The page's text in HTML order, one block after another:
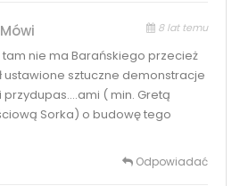
Mówi 8 lat temu
nie ma Barańskiego przecież
ustawione sztuczne demonstracje
przydupas….ami ( min. Gretą
Sorka) o budowę tego
Odpowiadać